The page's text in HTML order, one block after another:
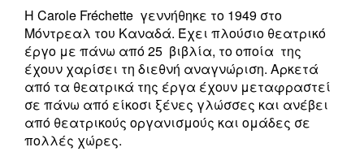
Η Carole Fréchette γεννήθηκε το 1949 στο
Μόντρεαλ του Καναδά. Έχει πλούσιο θεατρικό
έργο με πάνω από 25 βιβλία, το οποία της
έχουν χαρίσει τη διεθνή αναγνώριση. Αρκετά
από τα θεατρικά της έργα έχουν μεταφραστεί
σε πάνω από είκοσι ξένες γλώσσες και ανέβει
από θεατρικούς οργανισμούς και ομάδες σε
πολλές χώρες.